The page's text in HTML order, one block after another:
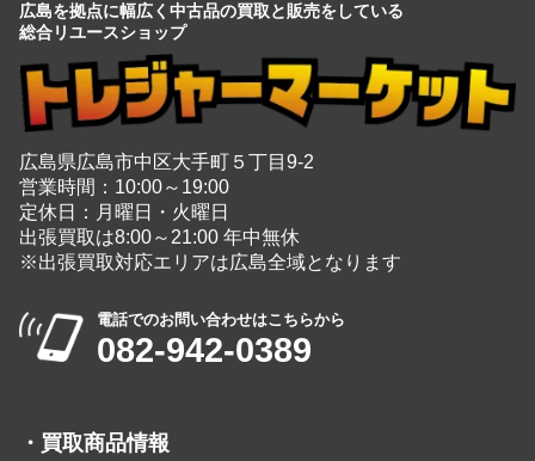
広島を拠点に幅広く中古品の買取と販売をしている
総合リユースショップ
広島県広島市中区大手町５丁目9-2
営業時間：10:00～19:00
定休日：月曜日・火曜日
出張買取は8:00～21:00 年中無休
※出張買取対応エリアは広島全域となります
電話でのお問い合わせはこちらから
082-942-0389
・ 買取商品情報